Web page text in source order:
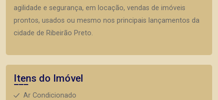
agilidade e segurança, em locação, vendas de imóveis
prontos, usados ou mesmo nos principais lançamentos da
cidade de Ribeirão Preto.
Itens do Imóvel
Ar Condicionado